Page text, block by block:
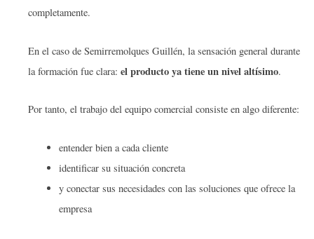
completamente.
En el caso de Semirremolques Guillén, la sensación general durante
la formación fue clara: el producto ya tiene un nivel altísimo.
Por tanto, el trabajo del equipo comercial consiste en algo diferente:
entender bien a cada cliente
identificar su situación concreta
y conectar sus necesidades con las soluciones que ofrece la
empresa